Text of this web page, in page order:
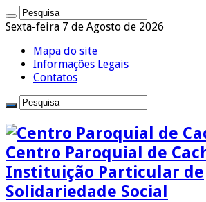
Sexta-feira 7 de Agosto de 2026
Mapa do site
Informações Legais
Contatos
Centro Paroquial de
Instituição Particular de
Solidariedade Social